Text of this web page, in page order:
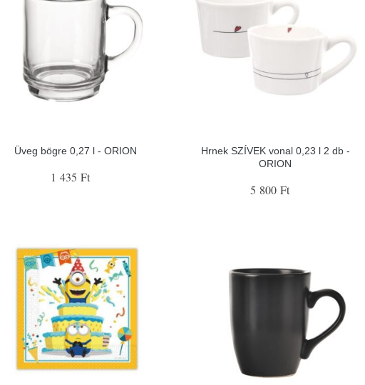
Üveg bögre 0,27 l - ORION
1 435 Ft
Hrnek SZÍVEK vonal 0,23 l 2 db -
ORION
5 800 Ft